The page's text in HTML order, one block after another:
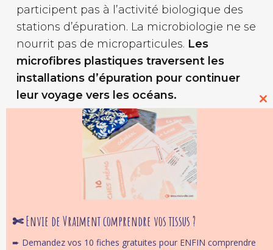
participent pas à l’activité biologique des
stations d’épuration. La microbiologie ne se
nourrit pas de microparticules. Les
microfibres plastiques traversent les
installations d’épuration pour continuer
leur voyage vers les océans.
ces fibres d’origine textile sont
microscopiques,elles ont été sous-
estimées, voir ignorées pendant des
décennies.
✄ Envie de Vraiment comprendre vos tissus ?
➨ Demandez vos 10 fiches gratuites pour ENFIN comprendre